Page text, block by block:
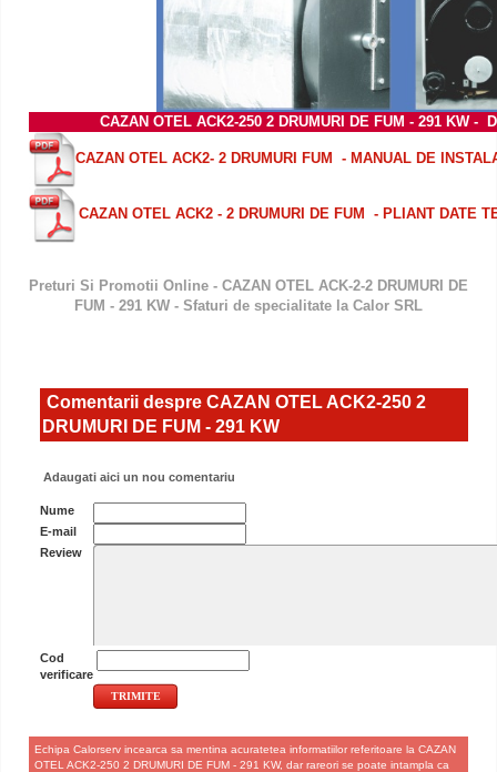
CAZAN OTEL ACK2-250 2 DRUMURI DE FUM - 291 KW -
CAZAN OTEL ACK2- 2 DRUMURI FUM - MANUAL DE
CAZAN OTEL ACK2 - 2 DRUMURI DE FUM - PLIANT DATE
Preturi Si Promotii Online - CAZAN OTEL ACK-2-2 DRUMURI DE
FUM - 291 KW - Sfaturi de specialitate la Calor SRL
Comentarii despre CAZAN OTEL ACK2-250 2
DRUMURI DE FUM - 291 KW
Adaugati aici un nou comentariu
Nume
E-mail
Review
Cod
verificare
Echipa Calorserv incearca sa mentina acuratetea informatiilor referitoare la CAZAN
OTEL ACK2-250 2 DRUMURI DE FUM - 291 KW, dar rareori se poate intampla ca